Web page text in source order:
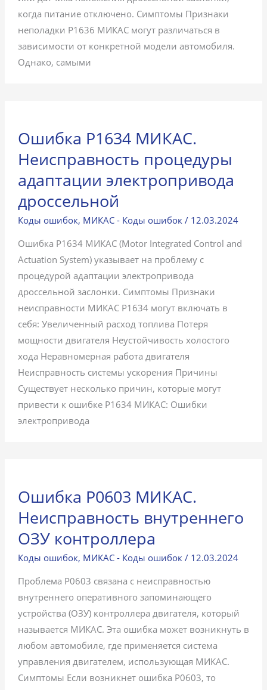
когда питание отключено. Симптомы Признаки
неполадки P1636 МИКАС могут различаться в
зависимости от конкретной модели автомобиля.
Однако, самыми
Ошибка P1634 МИКАС.
Неисправность процедуры
адаптации электропривода
дроссельной
Коды ошибок, МИКАС - Коды ошибок/ 12.03.2024
Ошибка P1634 МИКАС (Motor Integrated Control and
Actuation System) указывает на проблему с
процедурой адаптации электропривода
дроссельной заслонки. Симптомы Признаки
неисправности МИКАС P1634 могут включать в
себя: Увеличенный расход топлива Потеря
мощности двигателя Неустойчивость холостого
хода Неравномерная работа двигателя
Неисправность системы ускорения Причины
Существует несколько причин, которые могут
привести к ошибке P1634 МИКАС: Ошибки
электропривода
Ошибка P0603 МИКАС.
Неисправность внутреннего
ОЗУ контроллера
Коды ошибок, МИКАС - Коды ошибок/ 12.03.2024
Проблема P0603 связана с неисправностью
внутреннего оперативного запоминающего
устройства (ОЗУ) контроллера двигателя, который
называется МИКАС. Эта ошибка может возникнуть в
любом автомобиле, где применяется система
управления двигателем, использующая МИКАС.
Симптомы Если возникнет ошибка P0603, то